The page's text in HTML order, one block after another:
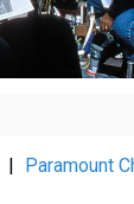
Paramount